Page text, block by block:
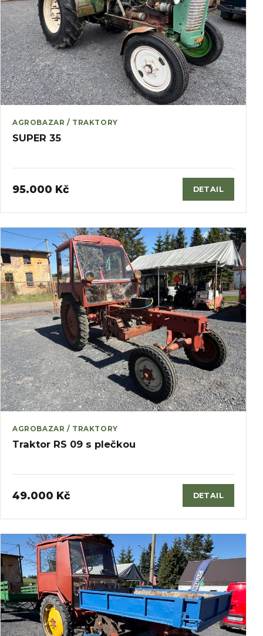
AGROBAZAR / TRAKTORY
SUPER 35
95.000 Kč DETAIL
AGROBAZAR / TRAKTORY
Traktor RS 09 s plečkou
49.000 Kč DETAIL